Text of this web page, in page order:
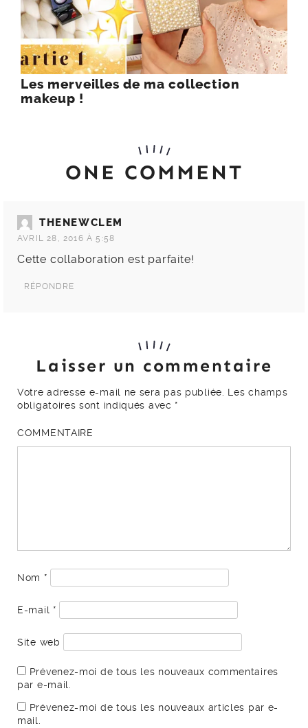
Les merveilles de ma collection
makeup !
ONE COMMENT
THENEWCLEM
AVRIL 28, 2016 À 5:58
Cette collaboration est parfaite!
RÉPONDRE
Laisser un commentaire
Votre adresse e-mail ne sera pas publiée.
Les champs
obligatoires sont indiqués avec *
COMMENTAIRE
Nom *
E-mail *
Site web
Prévenez-moi de tous les nouveaux commentaires
par e-mail.
Prévenez-moi de tous les nouveaux articles par e-
mail.